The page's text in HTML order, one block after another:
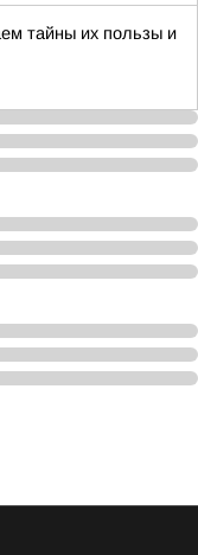
тайны их пользы и